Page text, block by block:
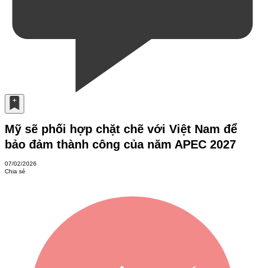
Mỹ sẽ phối hợp chặt chẽ với Việt Nam để
bảo đảm thành công của năm APEC 2027
07/02/2026
Chia sẻ